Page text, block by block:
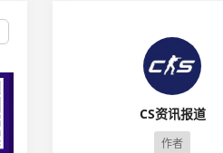
CS资讯报道
作者